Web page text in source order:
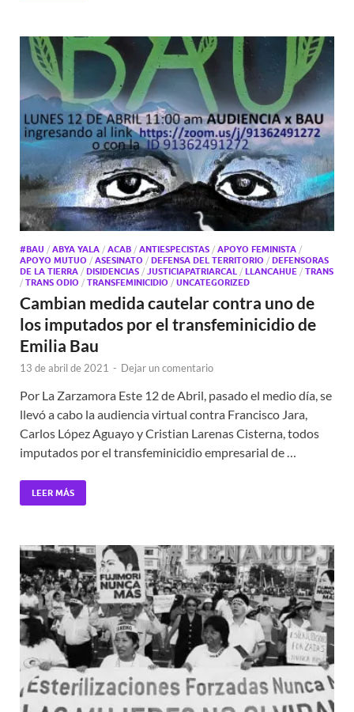
#BAU / ABYA YALA / ACAB / ANTIESPECISTAS / APOYO FEMINISTA /
APOYO MUTUO / ASESINATO / DEFENSA DEL TERRITORIO / DEFENSORAS
DE LA TIERRA / DISIDENCIAS / JUSTICIAPATRIARCAL / LLANCAHUE / TRANS
/ TRANS ODIO / TRANSFEMINICIDIO / UNCATEGORIZED
Cambian medida cautelar contra uno de
los imputados por el transfeminicidio de
Emilia Bau
13 de abril de 2021 - Dejar un comentario
Por La Zarzamora Este 12 de Abril, pasado el medio día, se
llevó a cabo la audiencia virtual contra Francisco Jara,
Carlos López Aguayo y Cristian Larenas Cisterna, todos
imputados por el transfeminicidio empresarial de …
LEER MÁS